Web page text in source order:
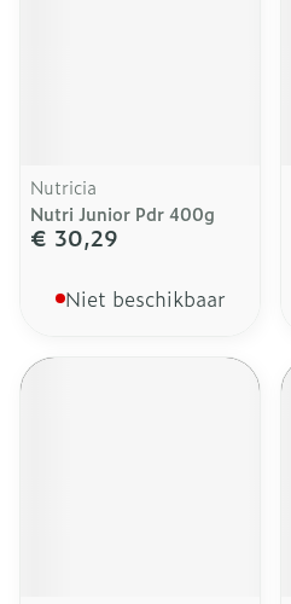
Nutricia
Nutri Junior Pdr 400g
€ 30,29
Niet beschikbaar